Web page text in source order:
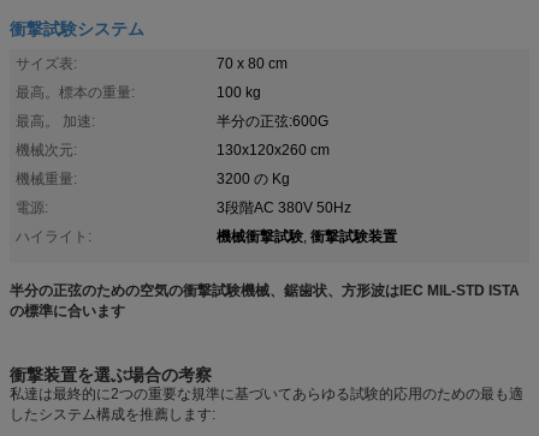
衝撃試験システム
サイズ表:
70 x 80 cm
最高。標本の重量:
100 kg
最高。 加速:
半分の正弦:600G
機械次元:
130x120x260 cm
機械重量:
3200 の Kg
電源:
3段階AC 380V 50Hz
ハイライト:
機械衝撃試験, 衝撃試験装置
半分の正弦のための空気の衝撃試験機械、鋸歯状、方形波はIEC MIL-STD ISTA
の標準に合います
衝撃装置を選ぶ場合の考察
私達は最終的に2つの重要な規準に基づいてあらゆる試験的応用のための最も適
したシステム構成を推薦します: